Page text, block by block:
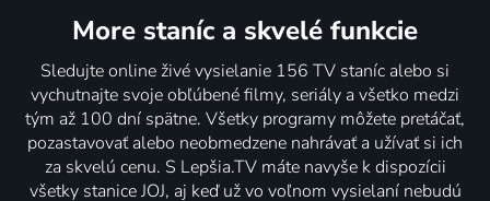
More staníc a skvelé funkcie
Sledujte online živé vysielanie 156 TV staníc alebo si
vychutnajte svoje obľúbené filmy, seriály a všetko medzi
tým až 100 dní spätne. Všetky programy môžete pretáčať,
pozastavovať alebo neobmedzene nahrávať a užívať si ich
za skvelú cenu. S Lepšia.TV máte navyše k dispozícii
všetky stanice JOJ, aj keď už vo voľnom vysielaní nebudú